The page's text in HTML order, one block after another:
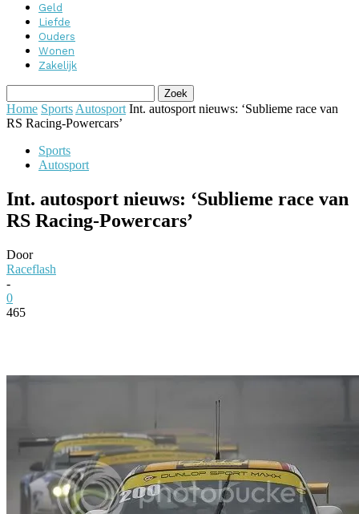
Geld
Liefde
Ouders
Wonen
Zakelijk
Home Sports Autosport Int. autosport nieuws: ‘Sublieme race van
RS Racing-Powercars’
Sports
Autosport
Int. autosport nieuws: ‘Sublieme race van
RS Racing-Powercars’
Door
Raceflash
-
0
465